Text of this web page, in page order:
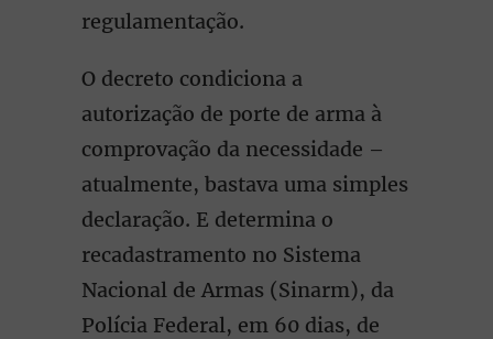
regulamentação.
O decreto condiciona a
autorização de porte de arma à
comprovação da necessidade –
atualmente, bastava uma simples
declaração. E determina o
recadastramento no Sistema
Nacional de Armas (Sinarm), da
Polícia Federal, em 60 dias, de